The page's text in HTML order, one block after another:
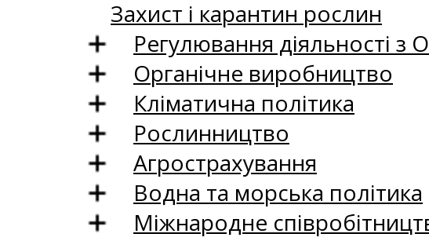
Захист і карантин рослин
Регулювання діяльності з
Органічне виробництво
Кліматична політика
Рослинництво
Агрострахування
Водна та морська політика
Міжнародне